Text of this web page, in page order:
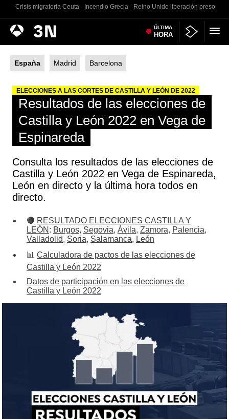
Crisis migratoria Ceuta Incendio Grecia Reino Unido liberación presos
Antena
3
Noticias ÚLTIMA
HORA
España Madrid Barcelona
ELECCIONES A LAS CORTES DE CASTILLA Y LEÓN DE 2022
Resultados de las elecciones de
Castilla y León 2022 en Vega de
Espinareda
Consulta los resultados de las elecciones de
Castilla y León 2022 en Vega de Espinareda,
León en directo y la última hora todos en
directo.
🔴 RESULTADO ELECCIONES CASTILLA Y
LEÓN : Burgos, Segovia, Ávila, Zamora, Palencia,
Valladolid, Soria, Salamanca, León
📊 Calculadora de pactos de las elecciones de
Castilla y León 2022
Datos de participación en las elecciones de
Castilla y León 2022